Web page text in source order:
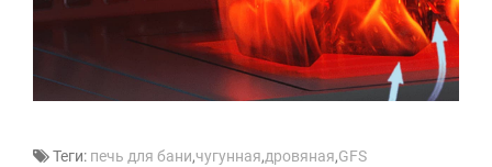
Теги: печь для бани,чугунная,дровяная,GFS